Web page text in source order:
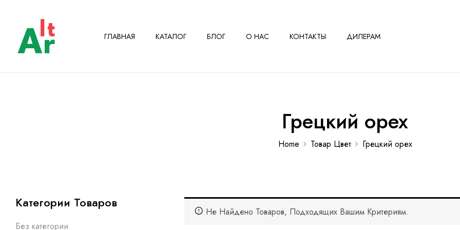
ГЛАВНАЯ КАТАЛОГ БЛОГ О НАС КОНТАКТЫ ДИЛЕРАМ
Грецкий орех
Home Товар Цвет Грецкий орех
Категории Товаров
Без категории
Не Найдено Товаров, Подходящих Вашим Критериям.